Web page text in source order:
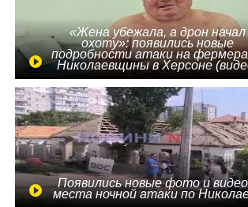
«Жена убежала, а дрон начал
охоту»: появились новые
подробности атаки на фермера
Николаевщины в Херсоне
Появились новые фото и
места ночной атаки по